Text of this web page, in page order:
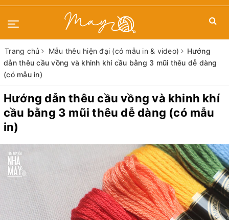
Trang chủ Mẫu thêu hiện đại (có mẫu in & video)
Hướng
dẫn thêu cầu vồng và khinh khí cầu bằng 3 mũi thêu dễ dàng
(có mẫu in)
Hướng dẫn thêu cầu vồng và khinh khí
cầu bằng 3 mũi thêu dễ dàng (có mẫu
in)